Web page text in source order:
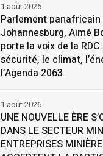
Parlement panafricain
Johannesburg, Aimé
porte la voix de la RDC
sécurité, le climat,
l’Agenda 2063.
1 août 2026
UNE NOUVELLE ÈRE
DANS LE SECTEUR
ENTREPRISES
1 août 2026